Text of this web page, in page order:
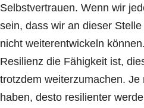
Selbstvertrauen. Wenn wir
sein, dass wir an dieser
nicht weiterentwickeln
Resilienz die Fähigkeit ist,
trotzdem weiterzumachen.
haben, desto resilienter